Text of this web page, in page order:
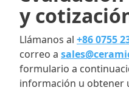
y
Llámanos al +86 0755
correo a
formulario a
información u obtener